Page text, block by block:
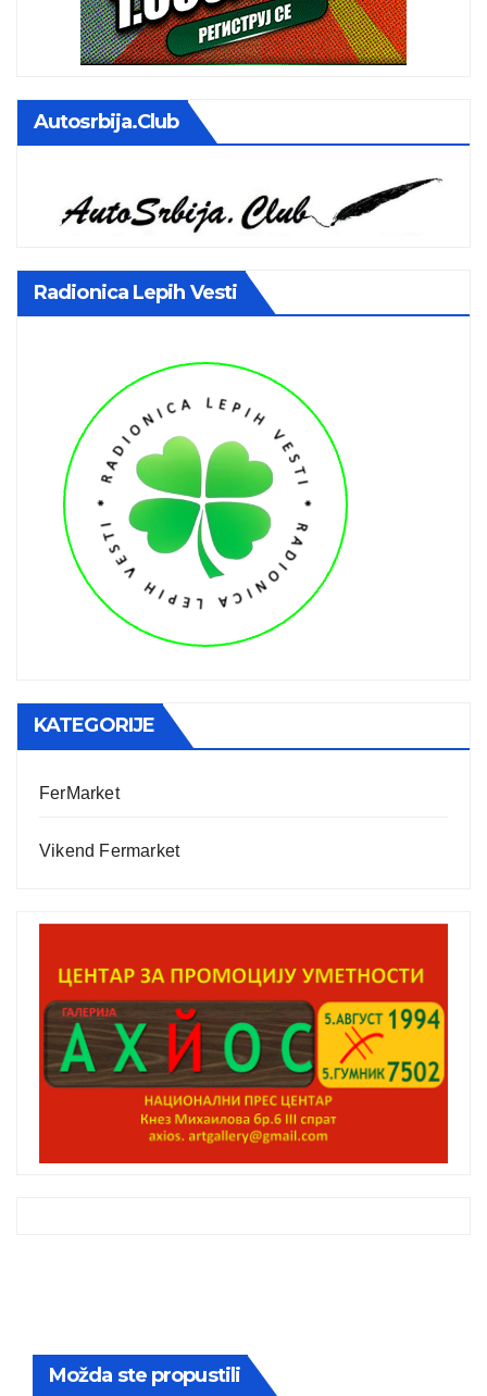
Autosrbija.club
Radionica Lepih Vesti
KATEGORIJE
FerMarket
Vikend Fermarket
Možda ste propustili